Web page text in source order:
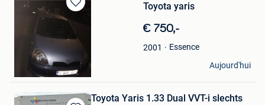
Sauvegarder
dans
Mes
Favoris
Toyota yaris
€ 750,-
2001
Essence
Rachid Salhi
Beveren
Aujourd'hui
Toyota Yaris 1.33 Dual VVT-i slechts